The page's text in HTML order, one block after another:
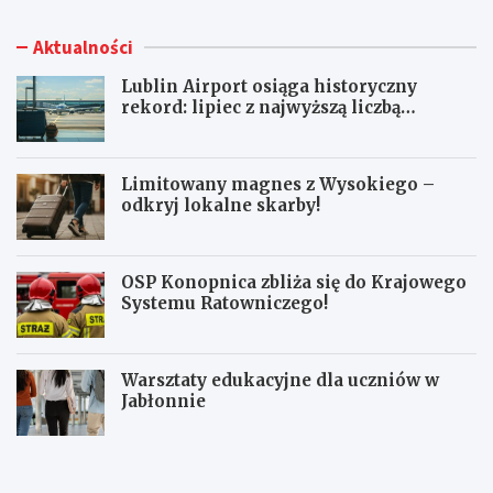
Aktualności
Lublin Airport osiąga historyczny
rekord: lipiec z najwyższą liczbą
Limitowany magnes z Wysokiego –
odkryj lokalne skarby!
OSP Konopnica zbliża się do Krajowego
Systemu Ratowniczego!
Warsztaty edukacyjne dla uczniów w
Jabłonnie
L
L